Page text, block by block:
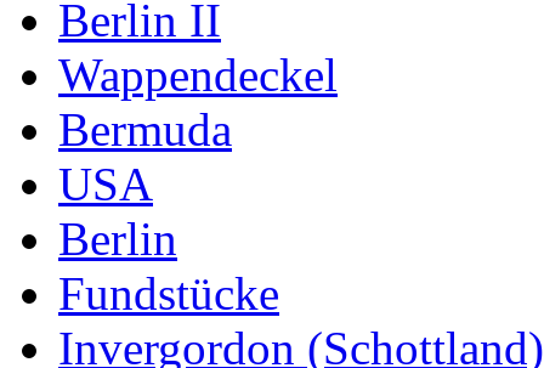
Berlin II
Wappendeckel
Bermuda
USA
Berlin
Fundstücke
Invergordon (Schottland)